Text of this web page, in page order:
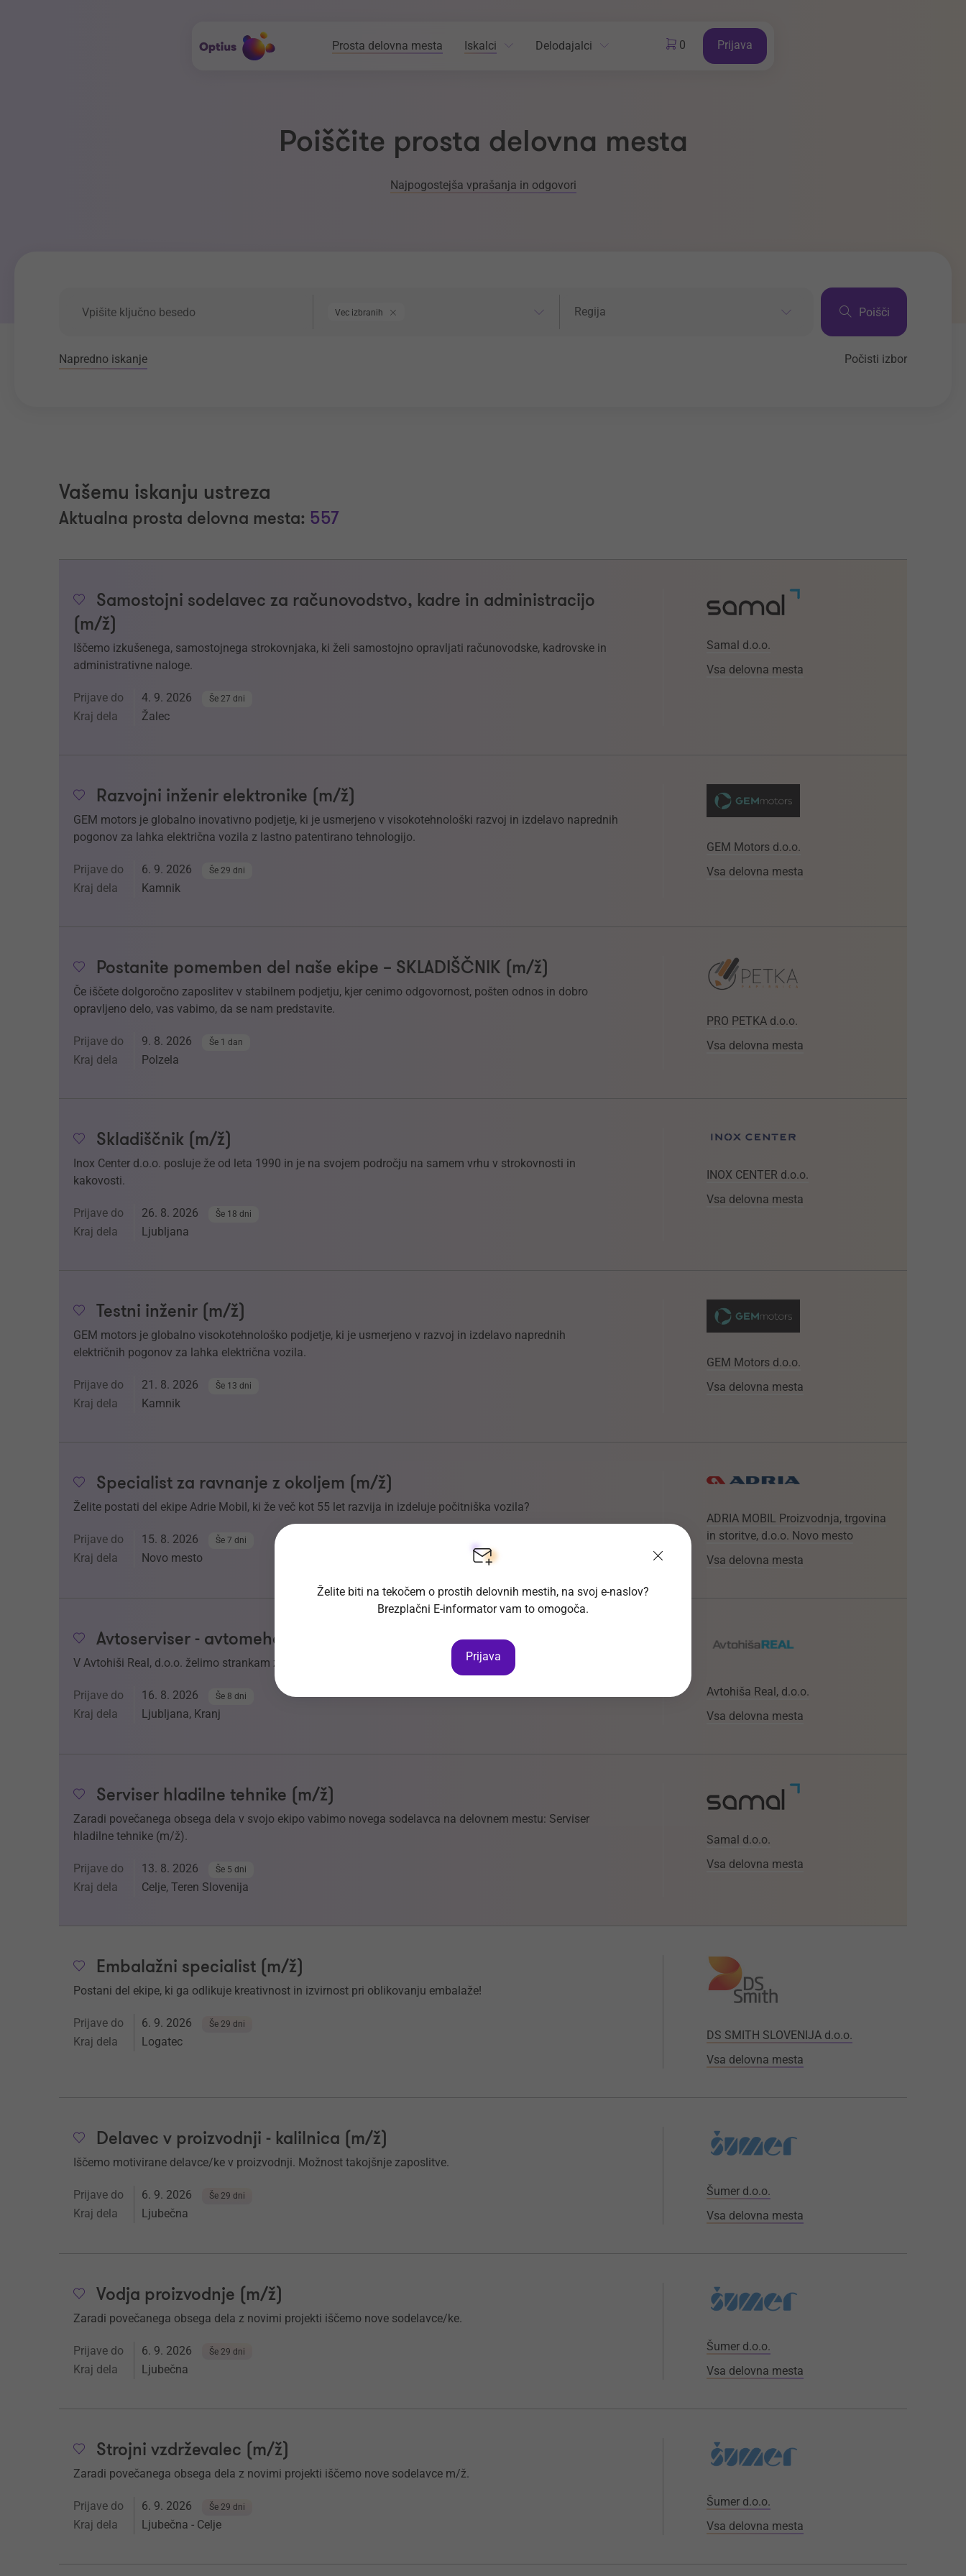
Prosta delovna mesta Iskalci Delodajalci 0 Prijava
Poiščite prosta delovna mesta
Najpogostejša vprašanja in odgovori
Vec izbranih Regija Poišči
Napredno iskanje Počisti izbor
Vašemu iskanju ustreza
Aktualna prosta delovna mesta: 557
Samostojni sodelavec za računovodstvo, kadre in administracijo
(m/ž)
Iščemo izkušenega, samostojnega strokovnjaka, ki želi samostojno opravljati računovodske, kadrovske in
administrativne naloge.
Prijave do 4. 9. 2026 Še 27 dni
Kraj dela Žalec
Samal d.o.o.
Vsa delovna mesta
Razvojni inženir elektronike (m/ž)
GEM motors je globalno inovativno podjetje, ki je usmerjeno v visokotehnološki razvoj in izdelavo naprednih
pogonov za lahka električna vozila z lastno patentirano tehnologijo.
Prijave do 6. 9. 2026 Še 29 dni
Kraj dela Kamnik
GEM Motors d.o.o.
Vsa delovna mesta
Postanite pomemben del naše ekipe – SKLADIŠČNIK (m/ž)
Če iščete dolgoročno zaposlitev v stabilnem podjetju, kjer cenimo odgovornost, pošten odnos in dobro
opravljeno delo, vas vabimo, da se nam predstavite.
Prijave do 9. 8. 2026 Še 1 dan
Kraj dela Polzela
PRO PETKA d.o.o.
Vsa delovna mesta
Skladiščnik (m/ž)
Inox Center d.o.o. posluje že od leta 1990 in je na svojem področju na samem vrhu v strokovnosti in
kakovosti.
Prijave do 26. 8. 2026 Še 18 dni
Kraj dela Ljubljana
INOX CENTER d.o.o.
Vsa delovna mesta
Testni inženir (m/ž)
GEM motors je globalno visokotehnološko podjetje, ki je usmerjeno v razvoj in izdelavo naprednih
električnih pogonov za lahka električna vozila.
Prijave do 21. 8. 2026 Še 13 dni
Kraj dela Kamnik
GEM Motors d.o.o.
Vsa delovna mesta
Specialist za ravnanje z okoljem (m/ž)
Želite postati del ekipe Adrie Mobil, ki že več kot 55 let razvija in izdeluje počitniška vozila?
Prijave do 15. 8. 2026 Še 7 dni
Kraj dela Novo mesto
ADRIA MOBIL Proizvodnja, trgovina
in storitve, d.o.o. Novo mesto
Vsa delovna mesta
Avtoserviser - avtomehanik m/ž
V Avtohiši Real, d.o.o. želimo strankam zagotoviti najvišjo raven storitev in s tem tudi zadovoljstvo strank.
Prijave do 16. 8. 2026 Še 8 dni
Kraj dela Ljubljana, Kranj
Avtohiša Real, d.o.o.
Vsa delovna mesta
Serviser hladilne tehnike (m/ž)
Zaradi povečanega obsega dela v svojo ekipo vabimo novega sodelavca na delovnem mestu: Serviser
hladilne tehnike (m/ž).
Prijave do 13. 8. 2026 Še 5 dni
Kraj dela Celje, Teren Slovenija
Samal d.o.o.
Vsa delovna mesta
Embalažni specialist (m/ž)
Postani del ekipe, ki ga odlikuje kreativnost in izvirnost pri oblikovanju embalaže!
Prijave do 6. 9. 2026 Še 29 dni
Kraj dela Logatec
DS SMITH SLOVENIJA d.o.o.
Vsa delovna mesta
Delavec v proizvodnji - kalilnica (m/ž)
Iščemo motivirane delavce/ke v proizvodnji. Možnost takojšnje zaposlitve.
Prijave do 6. 9. 2026 Še 29 dni
Kraj dela Ljubečna
Šumer d.o.o.
Vsa delovna mesta
Vodja proizvodnje (m/ž)
Zaradi povečanega obsega dela z novimi projekti iščemo nove sodelavce/ke.
Prijave do 6. 9. 2026 Še 29 dni
Kraj dela Ljubečna
Šumer d.o.o.
Vsa delovna mesta
Strojni vzdrževalec (m/ž)
Zaradi povečanega obsega dela z novimi projekti iščemo nove sodelavce m/ž.
Prijave do 6. 9. 2026 Še 29 dni
Kraj dela Ljubečna - Celje
Šumer d.o.o.
Vsa delovna mesta
Želite biti na tekočem o prostih delovnih mestih, na svoj e-naslov?
Brezplačni E-informator vam to omogoča.
Prijava